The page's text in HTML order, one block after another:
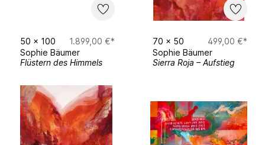
50 x 100
1.899,00 €*
Sophie Bäumer
Flüstern des Himmels
70 x 50
499,00 €*
Sophie Bäumer
Sierra Roja – Aufstieg